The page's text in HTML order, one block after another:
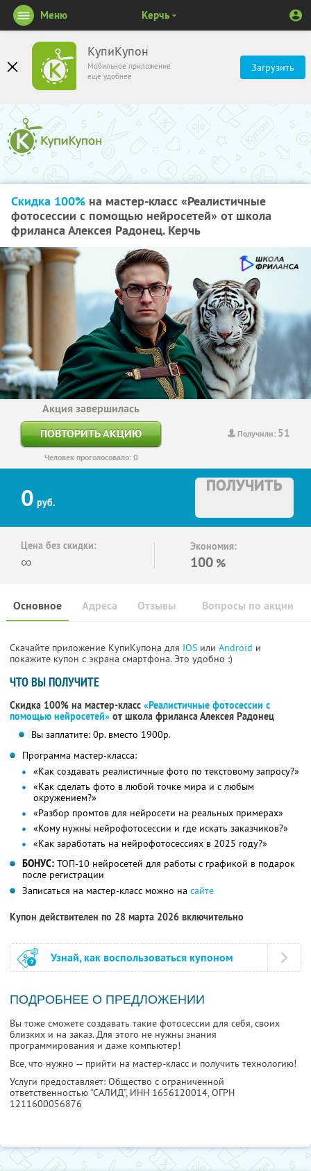
КупиКупон
Мобильное приложение
ещё удобнее
Загрузить
Меню Керчь
Скидка 100% на мастер-класс «Реалистичные
фотосессии с помощью нейросетей» от школа
фриланса Алексея Радонец. Керчь
Получили: 51
Акция завершилась
ПОВТОРИТЬ АКЦИЮ
Человек проголосовало: 0
0 руб.
ПОЛУЧИТЬ
Цена без скидки:
∞
Экономия:
100 %
Основное Отзывы Вопросы по акции
Адреса
Скачайте приложение КупиКупона для IOS или Android и
покажите купон с экрана смартфона. Это удобно :)
ЧТО ВЫ ПОЛУЧИТЕ
Скидка 100% на мастер-класс «Реалистичные фотосессии с
помощью нейросетей» от школа фриланса Алексея Радонец
Вы заплатите: 0р. вместо 1900р.
Программа мастер-класса:
«Как создавать реалистичные фото по текстовому запросу?»
«Как сделать фото в любой точке мира и с любым
окружением?»
«Разбор промтов для нейросети на реальных примерах»
«Кому нужны нейрофотосессии и где искать заказчиков?»
«Как заработать на нейрофотосессиях в 2025 году?»
БОНУС: ТОП-10 нейросетей для работы с графикой в подарок
после регистрации
Записаться на мастер-класс можно на сайте
Купон действителен по 28 марта 2026 включительно
Узнай, как воспользоваться купоном
ПОДРОБНЕЕ О ПРЕДЛОЖЕНИИ
Вы тоже сможете создавать такие фотосессии для себя, своих
близких и на заказ. Для этого не нужны знания
программирования и даже компьютер!
Все, что нужно — прийти на мастер-класс и получить технологию!
Услуги предоставляет: Общество с ограниченной
ответственностью “САЛИД”, ИНН 1656120014, ОГРН
1211600056876